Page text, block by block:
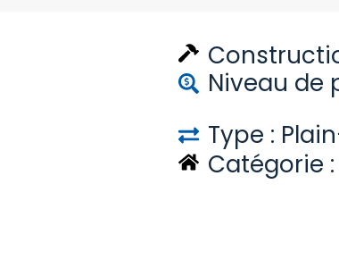
Niveau de
Type :
Catégorie :